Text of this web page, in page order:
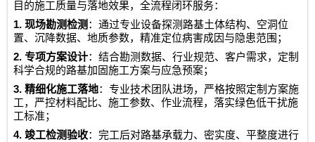
目的施工质量与落地效果，全流程闭环服务：
1.现场勘测检测 ：通过专业设备探测路基土体结构、空洞位
置、沉降数据、地质参数，精准定位病害成因与隐患范围；
2.专项方案设计：结合勘测数据、行业规范、客户需求，定制
科学合规的路基加固施工方案与应急预案；
3.精细化施工落地：专业技术团队进场，严格按照定制方案施
工，严控材料配比、施工参数、作业流程，落实绿色低干扰施
工标准；
4.竣工检测验收：完工后对路基承载力、密实度、平整度进行